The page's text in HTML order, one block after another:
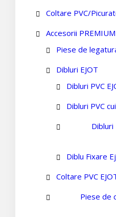
Coltare PVC/
Accesorii PREMIUM
Piese de
Dibluri EJOT
Dibluri PVC
Dibluri PVC
Dibluri
Diblu Fixare
Coltare PVC
Piese de